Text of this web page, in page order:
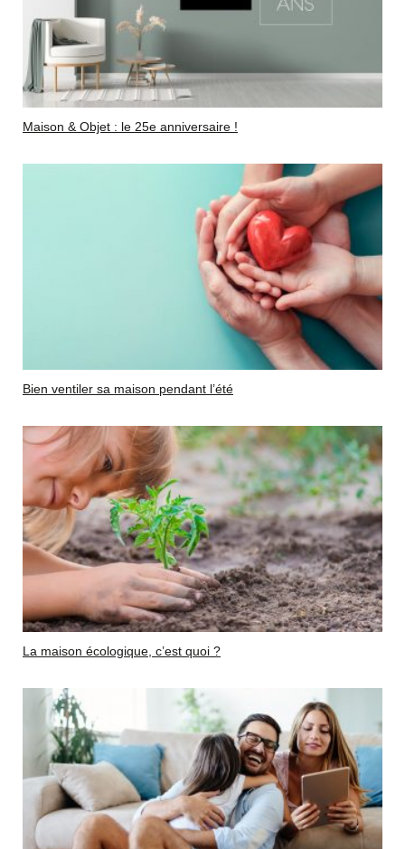
Maison & Objet : le 25e anniversaire !
Bien ventiler sa maison pendant l’été
La maison écologique, c’est quoi ?